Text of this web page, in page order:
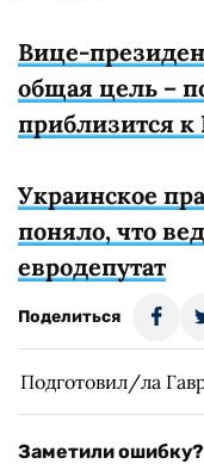
Вице-
общая цель –
приблизится к
Украинское
поняло, что
евродепутат
Поделиться
Подготовил/ла
Заметили ошибку?